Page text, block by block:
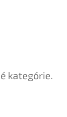
kategórie.